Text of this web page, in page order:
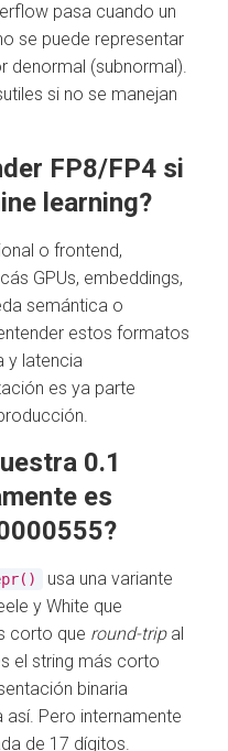
pasa cuando un
se puede representar
denormal (subnormal).
si no se manejan
FP8/FP4 si
learning?
o frontend,
GPUs, embeddings,
semántica o
estos formatos
y latencia
es ya parte
0.1
es
usa una variante
y White que
corto que round-tripal
el string más corto
binaria
Pero internamente
de 17 dígitos.